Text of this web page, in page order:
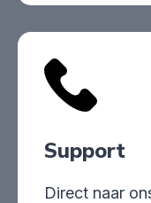
Support
Direct naar